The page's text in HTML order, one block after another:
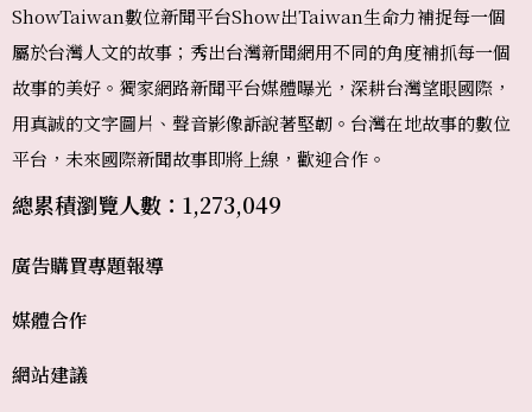
ShowTaiwan數位新聞平台Show出Taiwan生命力補捉每一個
屬於台灣人文的故事；秀出台灣新聞網用不同的角度補抓每一個
故事的美好。獨家網路新聞平台媒體曝光，深耕台灣望眼國際，
用真誠的文字圖片、聲音影像訴說著堅韌。台灣在地故事的數位
平台，未來國際新聞故事即將上線，歡迎合作。
總累積瀏覽人數：1,273,049
廣告購買
媒體合作
網站建議
專題報導